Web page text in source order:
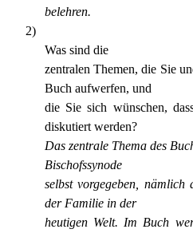
belehren.
2)
Was sind die
zentralen Themen, die Sie
Buch aufwerfen, und
die Sie sich wünschen,
diskutiert werden?
Das zentrale Thema des
Bischofssynode
selbst vorgegeben,
der Familie in der
heutigen Welt. Im Buch